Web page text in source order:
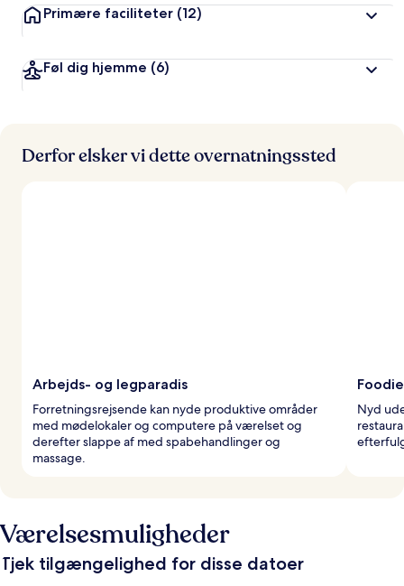
Primære faciliteter (12)
Føl dig hjemme (6)
Derfor elsker vi dette overnatningssted
Arbejds- og legparadis
Forretningsrejsende kan nyde produktive områder
med mødelokaler og computere på værelset og
derefter slappe af med spabehandlinger og
massage.
Nyd
Værelsesmuligheder
Tjek tilgængelighed for disse datoer